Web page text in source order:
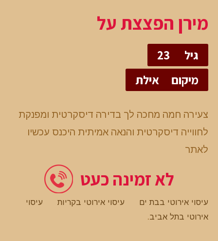
מירן הפצצת על
גיל
23
מיקום
אילת
צעירה חמה מחכה לך בדירה דיסקרטית ומפנקת
לחווייה דיסקרטית והנאה אמיתית היכנס עכשיו
לאתר
לא זמינה כעט
עיסוי אירוטי בבת ים עיסוי אירוטי בקריות
עיסוי
אירוטי בתל אביב.